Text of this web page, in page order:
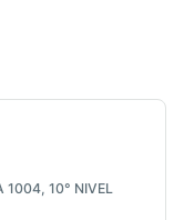
1004, 10° NIVEL